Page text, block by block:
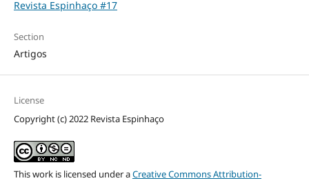
Revista Espinhaço #17
Section
Artigos
License
Copyright (c) 2022 Revista Espinhaço
This work is licensed under aCreative Commons Attribution-